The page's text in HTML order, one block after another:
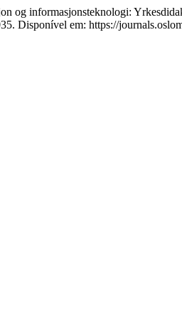
og informasjonsteknologi:
Disponível em: https://